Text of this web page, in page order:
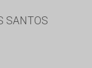
SANTOS